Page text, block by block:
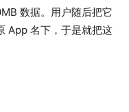
数据。用户随后把它
App 名下，于是就把这